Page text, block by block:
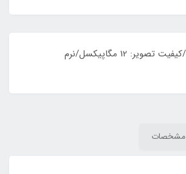
مدل: VTS29-4G/کیفیت تصویر: 12 مگاپیکسل/نرم
مشخصات